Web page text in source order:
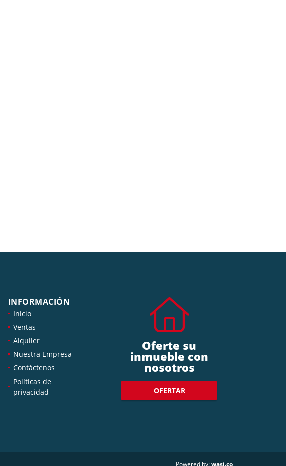
INFORMACIÓN
Inicio
Ventas
Alquiler
Nuestra Empresa
Contáctenos
Políticas de
privacidad
Oferte su
inmueble con
nosotros
OFERTAR
wasi.co